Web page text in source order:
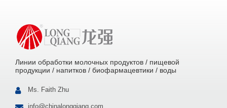
Линии обработки молочных продуктов / пищевой
продукции / напитков / биофармацевтики / воды
Ms. Faith Zhu
info@chinalongqiang.com